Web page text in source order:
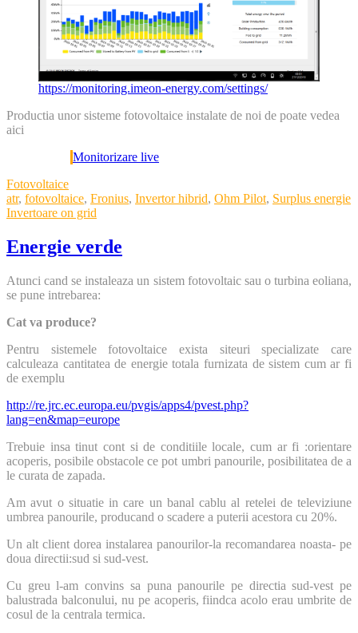
https://monitoring.imeon-energy.com/settings/
Productia unor sisteme fotovoltaice instalate de noi de poate vedea
aici
Monitorizare live
Categories
Fotovoltaice
Tags
atr, fotovoltaice, Fronius, Invertor hibrid, Ohm Pilot, Surplus energie
Invertoare on grid
Energie verde
Atunci cand se instaleaza un sistem fotovoltaic sau o turbina eoliana,
se pune intrebarea:
Cat va produce?
Pentru sistemele fotovoltaice exista siteuri specializate care
calculeaza cantitatea de energie totala furnizata de sistem cum ar fi
de exemplu
http://re.jrc.ec.europa.eu/pvgis/apps4/pvest.php?
lang=en&map=europe
Trebuie insa tinut cont si de conditiile locale, cum ar fi :orientare
acoperis, posibile obstacole ce pot umbri panourile, posibilitatea de a
le curata de zapada.
Am avut o situatie in care un banal cablu al retelei de televiziune
umbrea panourile, producand o scadere a puterii acestora cu 20%.
Un alt client dorea instalarea panourilor-la recomandarea noasta- pe
doua directii:sud si sud-vest.
Cu greu l-am convins sa puna panourile pe directia sud-vest pe
balustrada balconului, nu pe acoperis, fiindca acolo erau umbrite de
cosul de la centrala termica.